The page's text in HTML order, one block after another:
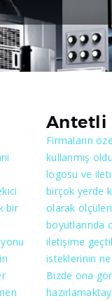
bir
Antetli
Firmaların
kullanmış
logosu ve
birçok yerde
olarak
boyutlarında
iletişime
isteklerinin
Bizde ona